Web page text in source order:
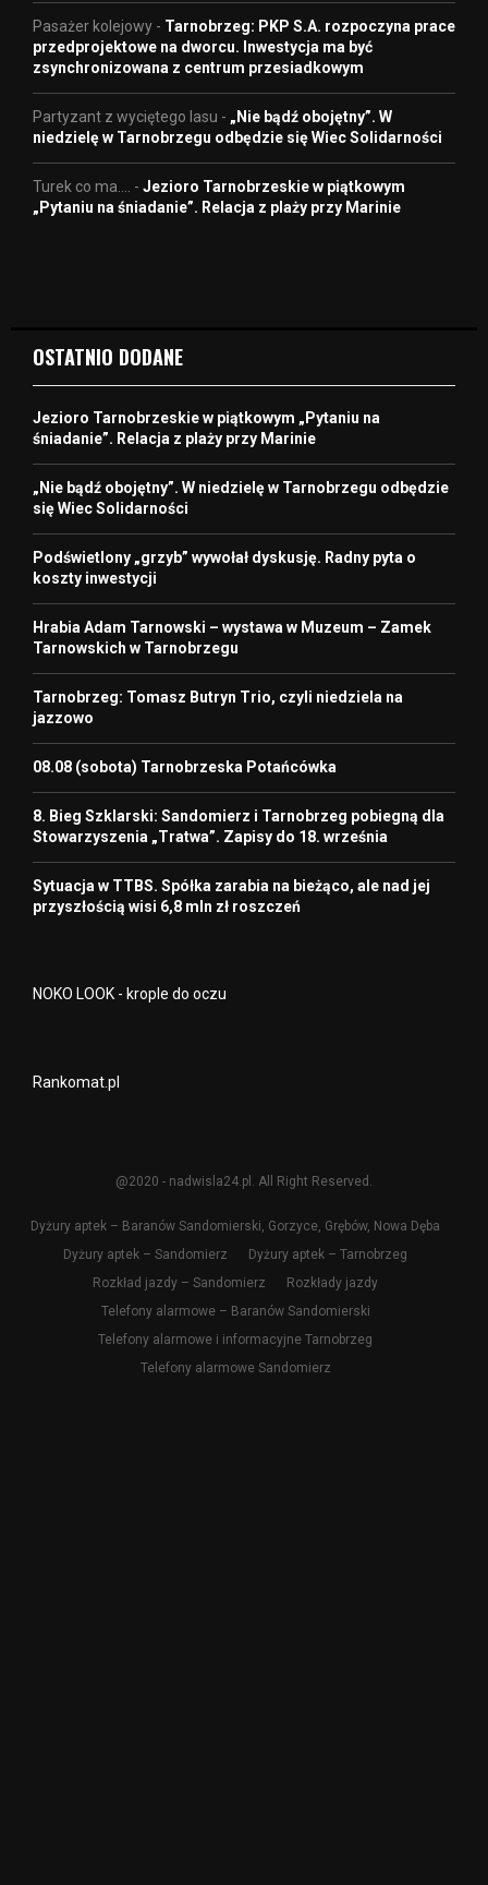
Pasażer kolejowy - Tarnobrzeg: PKP S.A. rozpoczyna prace
przedprojektowe na dworcu. Inwestycja ma być
zsynchronizowana z centrum przesiadkowym
Partyzant z wyciętego lasu - „Nie bądź obojętny”. W
niedzielę w Tarnobrzegu odbędzie się Wiec Solidarności
Turek co ma.... - Jezioro Tarnobrzeskie w piątkowym
„Pytaniu na śniadanie”. Relacja z plaży przy Marinie
OSTATNIO DODANE
Jezioro Tarnobrzeskie w piątkowym „Pytaniu na
śniadanie”. Relacja z plaży przy Marinie
„Nie bądź obojętny”. W niedzielę w Tarnobrzegu odbędzie
się Wiec Solidarności
Podświetlony „grzyb” wywołał dyskusję. Radny pyta o
koszty inwestycji
Hrabia Adam Tarnowski – wystawa w Muzeum – Zamek
Tarnowskich w Tarnobrzegu
Tarnobrzeg: Tomasz Butryn Trio, czyli niedziela na
jazzowo
08.08 (sobota) Tarnobrzeska Potańcówka
8. Bieg Szklarski: Sandomierz i Tarnobrzeg pobiegną dla
Stowarzyszenia „Tratwa”. Zapisy do 18. września
Sytuacja w TTBS. Spółka zarabia na bieżąco, ale nad jej
przyszłością wisi 6,8 mln zł roszczeń
NOKO LOOK - krople do oczu
Rankomat.pl
@2020 - nadwisla24.pl. All Right Reserved.
Dyżury aptek – Baranów Sandomierski, Gorzyce, Grębów, Nowa Dęba
Dyżury aptek – Sandomierz
Dyżury aptek – Tarnobrzeg
Rozkład jazdy – Sandomierz
Rozkłady jazdy
Telefony alarmowe – Baranów Sandomierski
Telefony alarmowe i informacyjne Tarnobrzeg
Telefony alarmowe Sandomierz